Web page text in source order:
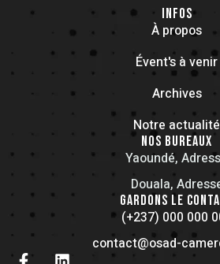
INFOS
À propos
Évent's à venir
Archives
Notre actualité
NOS BUREAUX
Yaoundé,
Douala,
GARDONS LE
(+237) 000 000
contact@osad-